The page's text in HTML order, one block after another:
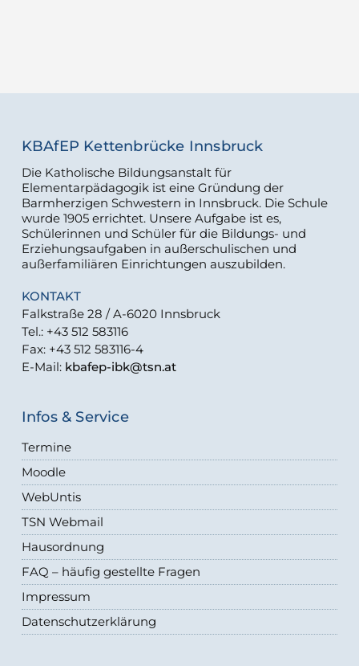
KBAfEP Kettenbrücke Innsbruck
Die Katholische Bildungsanstalt für
Elementarpädagogik ist eine Gründung der
Barmherzigen Schwestern in Innsbruck. Die Schule
wurde 1905 errichtet. Unsere Aufgabe ist es,
Schülerinnen und Schüler für die Bildungs- und
Erziehungsaufgaben in außerschulischen und
außerfamiliären Einrichtungen auszubilden.
KONTAKT
Falkstraße 28 / A-6020 Innsbruck
Tel.: +43 512 583116
Fax: +43 512 583116-4
E-Mail: kbafep-ibk@tsn.at
Infos & Service
Termine
Moodle
WebUntis
TSN Webmail
Hausordnung
FAQ – häufig gestellte Fragen
Impressum
Datenschutzerklärung